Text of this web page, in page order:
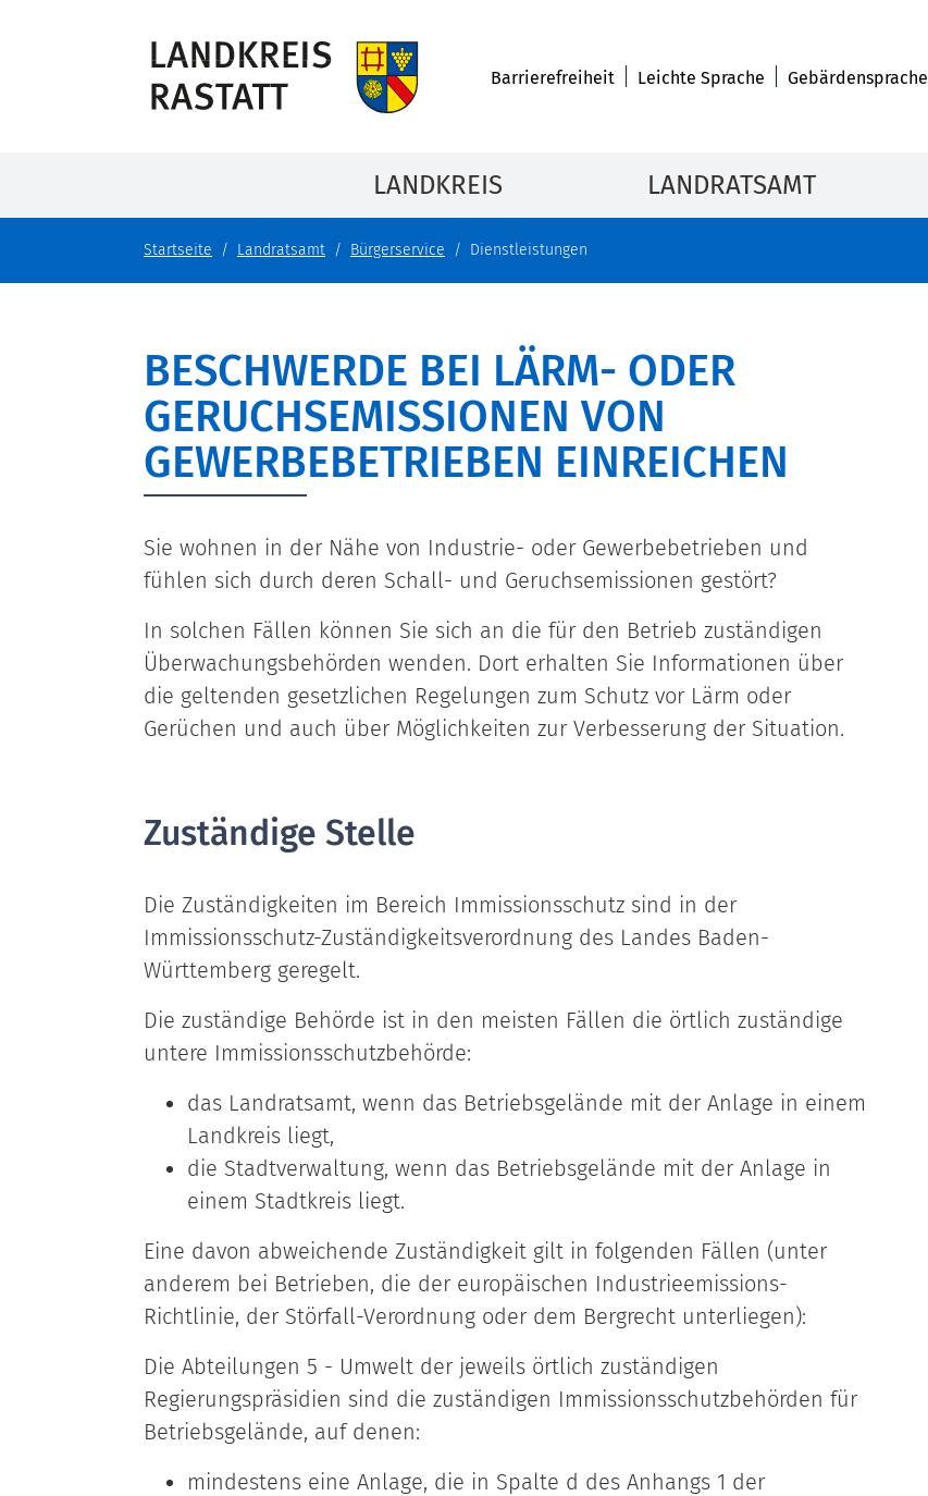
Barrierefreiheit Leichte Sprache Gebärdensprache
LANDKREIS LANDRATSAMT
Startseite Landratsamt Bürgerservice Dienstleistungen
BESCHWERDE BEI LÄRM- ODER
GERUCHSEMISSIONEN VON
GEWERBEBETRIEBEN EINREICHEN
Sie wohnen in der Nähe von Industrie- oder Gewerbebetrieben und
fühlen sich durch deren Schall- und Geruchsemissionen gestört?
In solchen Fällen können Sie sich an die für den Betrieb zuständigen
Überwachungsbehörden wenden. Dort erhalten Sie Informationen über
die geltenden gesetzlichen Regelungen zum Schutz vor Lärm oder
Gerüchen und auch über Möglichkeiten zur Verbesserung der Situation.
Zuständige Stelle
Die Zuständigkeiten im Bereich Immissionsschutz sind in der
Immissionsschutz-Zuständigkeitsverordnung des Landes Baden-
Württemberg geregelt.
Die zuständige Behörde ist in den meisten Fällen die örtlich zuständige
untere Immissionsschutzbehörde:
das Landratsamt, wenn das Betriebsgelände mit der Anlage in einem
Landkreis liegt,
die Stadtverwaltung, wenn das Betriebsgelände mit der Anlage in
einem Stadtkreis liegt.
Eine davon abweichende Zuständigkeit gilt in folgenden Fällen (unter
anderem bei Betrieben, die der europäischen Industrieemissions-
Richtlinie, der Störfall-Verordnung oder dem Bergrecht unterliegen):
Die Abteilungen 5 - Umwelt der jeweils örtlich zuständigen
Regierungspräsidien sind die zuständigen Immissionsschutzbehörden für
Betriebsgelände, auf denen:
mindestens eine Anlage, die in Spalte d des Anhangs 1 der